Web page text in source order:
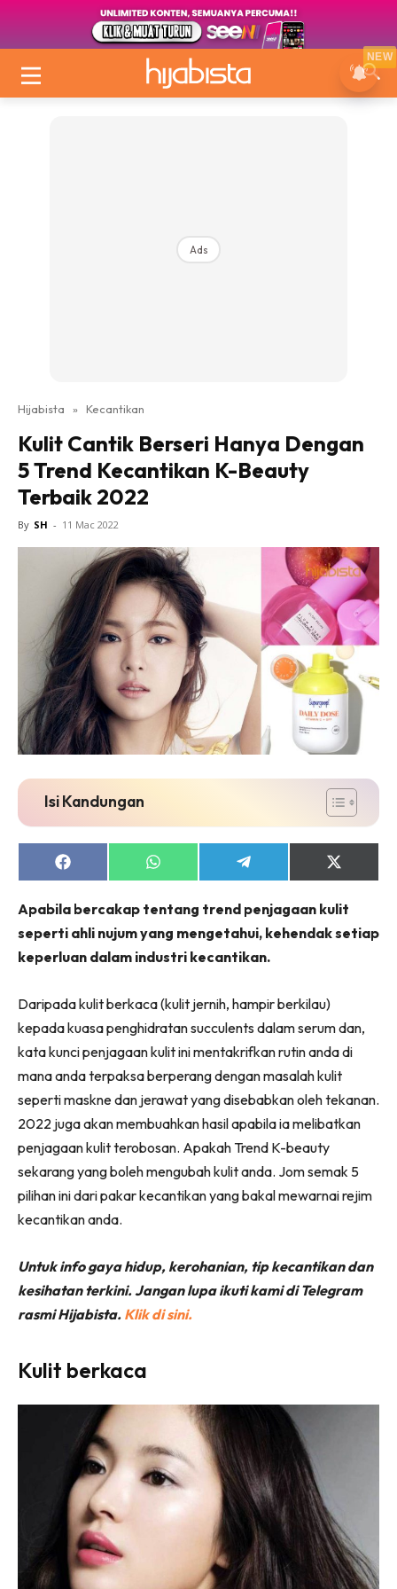
Ads
Hijabista » Kecantikan
Kulit Cantik Berseri Hanya Dengan
5 Trend Kecantikan K-Beauty
Terbaik 2022
By SH - 11 Mac 2022
Isi Kandungan
Share
on
Share
on
Share
on
Share
on
(Twitter)
Apabila bercakap tentang trend penjagaan kulit
seperti ahli nujum yang mengetahui, kehendak setiap
keperluan dalam industri kecantikan.
Daripada kulit berkaca (kulit jernih, hampir berkilau)
kepada kuasa penghidratan succulents dalam serum dan,
kata kunci penjagaan kulit ini mentakrifkan rutin anda di
mana anda terpaksa berperang dengan masalah kulit
seperti maskne dan jerawat yang disebabkan oleh tekanan.
2022 juga akan membuahkan hasil apabila ia melibatkan
penjagaan kulit terobosan. Apakah Trend K-beauty
sekarang yang boleh mengubah kulit anda. Jom semak 5
pilihan ini dari pakar kecantikan yang bakal mewarnai rejim
kecantikan anda.
Untuk info gaya hidup, kerohanian, tip kecantikan dan
kesihatan terkini. Jangan lupa ikuti kami di Telegram
rasmi Hijabista. Klik di sini.
Kulit berkaca
NEW